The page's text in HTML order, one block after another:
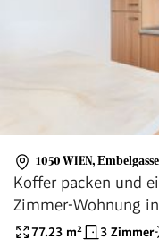
1050 WIEN, Embelgasse
Koffer packen und
Zimmer-Wohnung
vermieten!
77.23 m² 3 Zimmer